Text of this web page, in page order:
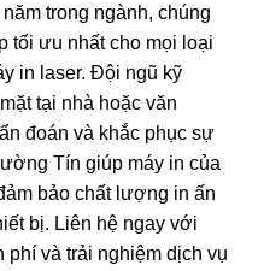
trong ngành, chúng
tối ưu nhất cho mọi loại
in laser. Đội ngũ kỹ
tại nhà hoặc văn
đoán và khắc phục sự
Tín giúp máy in của
bảo chất lượng in ấn
bị. Liên hệ ngay với
và trải nghiệm dịch vụ